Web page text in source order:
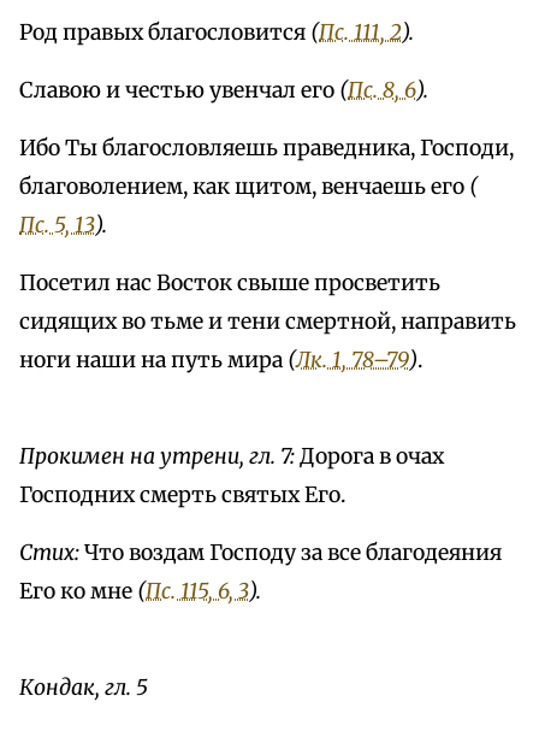
Род правых благословится (Пс. 111, 2).
Славою и честью увенчал его (Пс. 8, 6).
Ибо Ты благословляешь праведника, Господи,
благоволением, как щитом, венчаешь его (
Пс. 5, 13).
Посетил нас Восток свыше просветить
сидящих во тьме и тени смертной, направить
ноги наши на путь мира (Лк. 1, 78–79).
Прокимен на утрени, гл. 7:Дорога в очах
Господних смерть святых Его.
Стих:Что воздам Господу за все благодеяния
Его ко мне (Пс. 115, 6, 3).
Кондак, гл. 5